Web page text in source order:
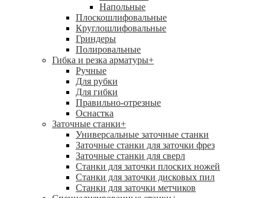
Напольные
Плоскошлифовальные
Круглошлифовальные
Гриндеры
Полировальные
Гибка и резка арматуры+
Ручные
Для рубки
Для гибки
Правильно-отрезные
Оснастка
Заточные станки+
Универсальные заточные станки
Заточные станки для заточки фрез
Заточные станки для сверл
Станки для заточки плоских ножей
Станки для заточки дисковых пил
Станки для заточки метчиков